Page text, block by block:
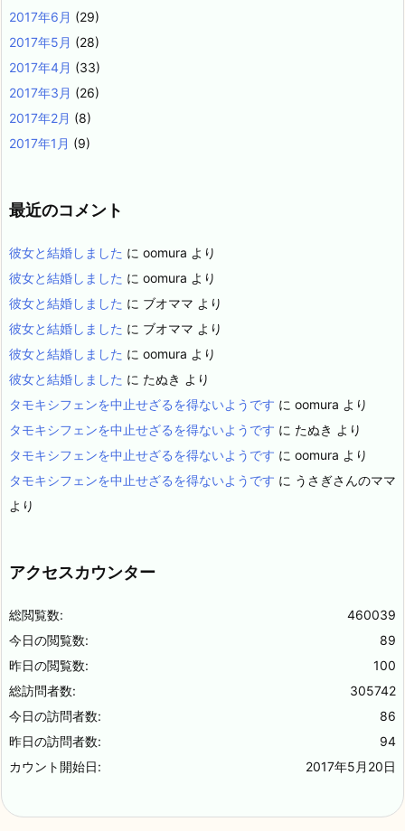
2017年6月 (29)
2017年5月 (28)
2017年4月 (33)
2017年3月 (26)
2017年2月 (8)
2017年1月 (9)
最近のコメント
彼女と結婚しました に oomura より
彼女と結婚しました に oomura より
彼女と結婚しました に ブオママ より
彼女と結婚しました に ブオママ より
彼女と結婚しました に oomura より
彼女と結婚しました に たぬき より
タモキシフェンを中止せざるを得ないようです に oomura より
タモキシフェンを中止せざるを得ないようです に たぬき より
タモキシフェンを中止せざるを得ないようです に oomura より
タモキシフェンを中止せざるを得ないようです に うさぎさんのママ
より
アクセスカウンター
460039
総閲覧数:
89
今日の閲覧数:
100
昨日の閲覧数:
305742
総訪問者数:
86
今日の訪問者数:
94
昨日の訪問者数:
2017年5月20日
カウント開始日: